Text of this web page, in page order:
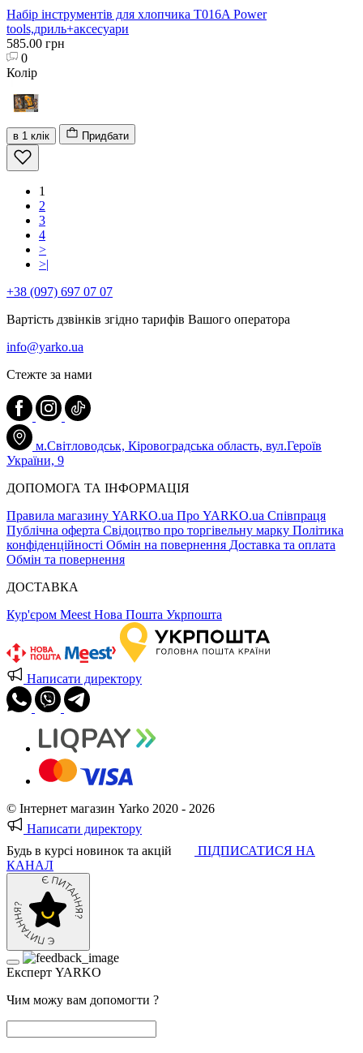
Набір інструментів для хлопчика T016A Power
tools,дриль+аксесуари
585.00 грн
0
Колір
в 1 клік Придбати
1
2
3
4
>
>|
+38 (097) 697 07 07
Вартість дзвінків згідно тарифів Вашого оператора
info@yarko.ua
Стежте за нами
м.Світловодськ, Кіровоградська область, вул.Героїв
України, 9
ДОПОМОГА ТА ІНФОРМАЦІЯ
Правила магазину YARKO.ua Про YARKO.ua Співпраця
Публічна оферта Свідоцтво про торгівельну марку Політика
конфіденційності Обмін на повернення Доставка та оплата
Обмін та повернення
ДОСТАВКА
Кур'єром Meest Нова Пошта Укрпошта
Написати директору
© Інтернет магазин Yarko 2020 - 2026
Написати директору
Будь в курсі новинок та акцій
ПІДПИСАТИСЯ НА
КАНАЛ
Експерт YARKO
Чим можу вам допомогти ?